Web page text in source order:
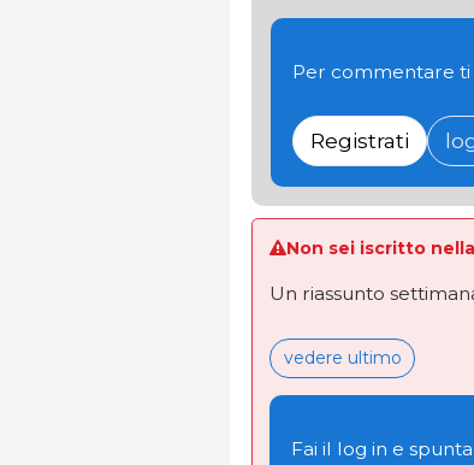
Per commentare ti
Registrati
Non sei iscritto
Un riassunto
vedere ultimo
Fai il log in e